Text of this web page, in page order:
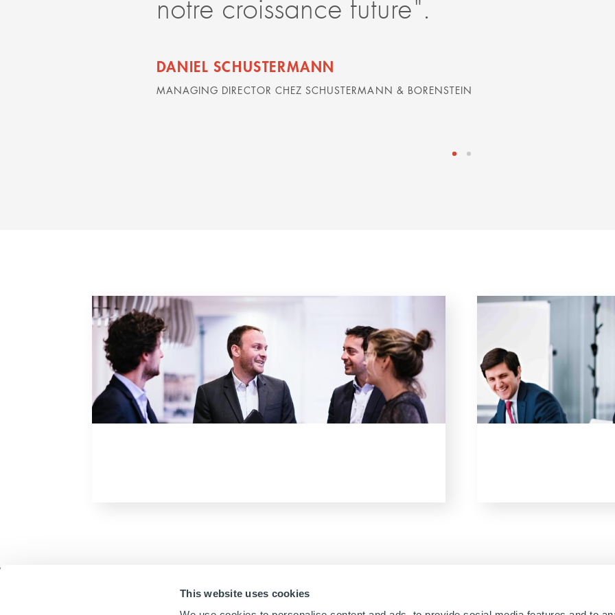
This website uses cookies
DANIEL SCHUSTERMANN
MANAGING DIRECTOR CHEZ SCHUSTERMANN & BORENSTEIN